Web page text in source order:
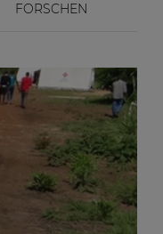
FORSCHEN